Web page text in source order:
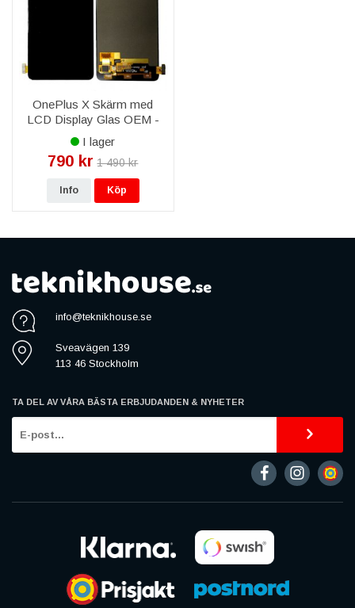
OnePlus X Skärm med
LCD Display Glas OEM -
Svart
I lager
790 kr 1 490 kr
Info Köp
info@teknikhouse.se
Sveavägen 139
113 46 Stockholm
TA DEL AV VÅRA BÄSTA ERBJUDANDEN & NYHETER